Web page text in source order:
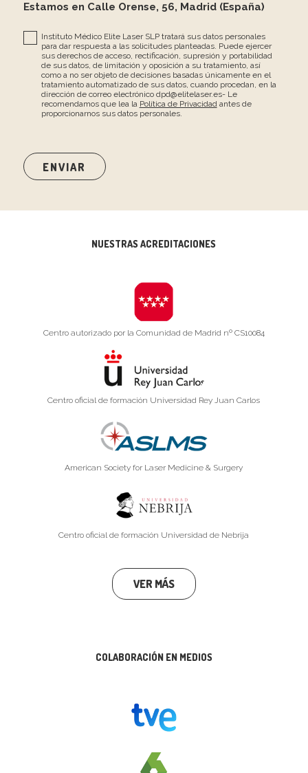
Estamos en Calle Orense, 56, Madrid (España)
Instituto Médico Elite Laser SLP tratará sus datos personales
para dar respuesta a las solicitudes planteadas. Puede ejercer
sus derechos de acceso, rectificación, supresión y portabilidad
de sus datos, de limitación y oposición a su tratamiento, así
como a no ser objeto de decisiones basadas únicamente en el
tratamiento automatizado de sus datos, cuando procedan, en la
dirección de correo electrónico dpd@elitelaser.es- Le
recomendamos que lea la Política de Privacidadantes de
proporcionarnos sus datos personales.
NUESTRAS ACREDITACIONES
Centro autorizado por la Comunidad de Madrid nº CS10084
Centro oficial de formación Universidad Rey Juan Carlos
American Society for Laser Medicine & Surgery
Centro oficial de formación Universidad de Nebrija
VER MÁS
COLABORACIÓN EN MEDIOS